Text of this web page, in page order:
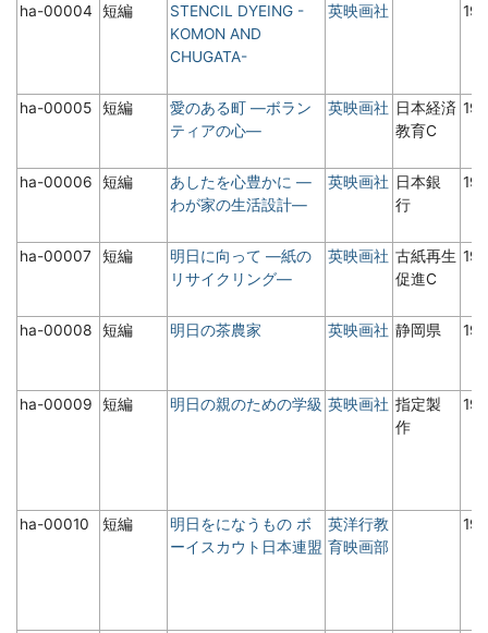
ha-00004 短編
STENCIL DYEING -
KOMON AND
CHUGATA-
英映画社
ha-00005 短編
愛のある町 ―ボラン
ティアの心―
英映画社 日本経済
教育C
ha-00006 短編
あしたを心豊かに ―
わが家の生活設計―
英映画社 日本銀
行
ha-00007 短編
明日に向って ―紙の
リサイクリング―
英映画社 古紙再生
促進C
ha-00008 短編 明日の茶農家 英映画社 静岡県
ha-00009 短編 明日の親のための学級 英映画社 指定製
作
ha-00010 短編
明日をになうもの ボ
ーイスカウト日本連盟
英洋行教
育映画部